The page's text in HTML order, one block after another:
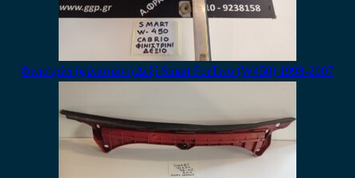
Φινιστρίνι (φιλιστρίνι) Δεξί Smart ForTwo (W450) 1998-2007